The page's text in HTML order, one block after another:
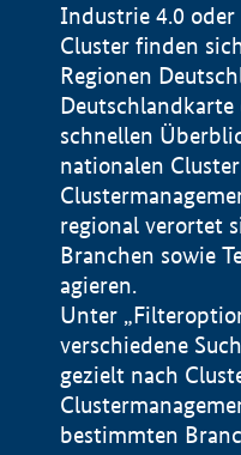
Industrie 4.0
Cluster finden
Regionen
schnellen
nationalen
regional verortet
Branchen sowie
agieren.
Unter
verschiedene
gezielt nach
bestimmten
Impressum
Datenschutzerklärung
BMWE, 2026 ©
100 km © Geobasis-DE / BKG